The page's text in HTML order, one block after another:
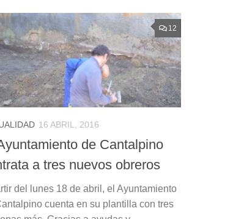
12
16 ABRIL, 2016
de Cantalpino
a tres nuevos obreros
del lunes 18 de abril, el Ayuntamiento
cuenta en su plantilla con tres